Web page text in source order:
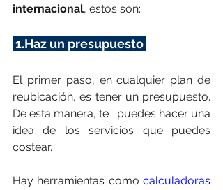
internacional, estos son:
1.Haz un presupuesto
El primer paso, en cualquier plan de
reubicación, es tener un presupuesto.
De esta manera, te   puedes hacer una
idea de los servicios que puedes
costear.
Hay herramientas como calculadoras